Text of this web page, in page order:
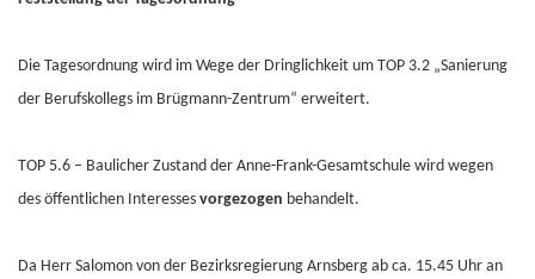
Die Tagesordnung wird im Wege der Dringlichkeit um TOP 3.2 „Sanierung
der Berufskollegs im Brügmann-Zentrum“ erweitert.
TOP 5.6 – Baulicher Zustand der Anne-Frank-Gesamtschule wird wegen
des öffentlichen Interesses vorgezogen behandelt.
Da Herr Salomon von der Bezirksregierung Arnsberg ab ca. 15.45 Uhr an